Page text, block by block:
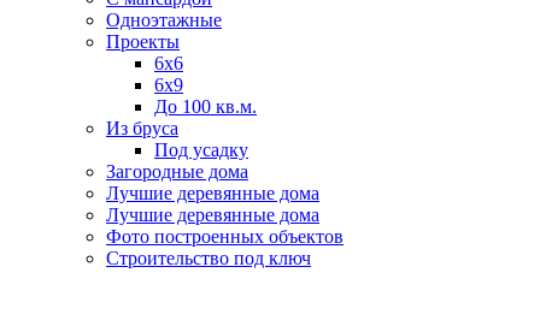
Одноэтажные
Проекты
6х6
6х9
До 100 кв.м.
Из бруса
Под усадку
Загородные дома
Лучшие деревянные дома
Лучшие деревянные дома
Фото построенных объектов
Строительство под ключ